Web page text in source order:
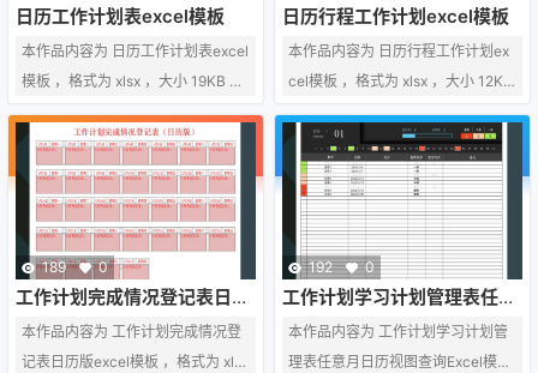
该模板来自用户分享，如有侵权行
为请联系网站客服处理。
自用户分享，如有侵权行为请联系
网站客服处理。
日历工作计划表excel模板
本作品内容为 日历工作计划表excel
模板 ，格式为 xlsx ，大小 19KB ，
页数为 1 ， 比例为 4 : 3，请使用 e
xcel软件 打开，作品中的文字与图
均可以修改和编辑，图片更改请在
作品中右键图片并更换，文字修改
请直接点击文字进行修改，也可以
新增和删除作品中的内容。 该模板
来自用户分享，如有侵权行为请联
系网站客服处理。
日历行程工作计划excel模板
本作品内容为 日历行程工作计划ex
cel模板 ，格式为 xlsx ，大小 12K
B ，页数为 1 ， 比例为 4 : 3，请使
用 excel软件 打开，作品中的文字
与图均可以修改和编辑，图片更改
请在作品中右键图片并更换，文字
修改请直接点击文字进行修改，也
可以新增和删除作品中的内容。 该
模板来自用户分享，如有侵权行为
请联系网站客服处理。
189 0
工作计划完成情况登记表日历
版excel模板
本作品内容为 工作计划完成情况登
记表日历版excel模板 ，格式为 xls
192 0
工作计划学习计划管理表任意
月日历视图查询Excel模板
本作品内容为 工作计划学习计划管
理表任意月日历视图查询Excel模